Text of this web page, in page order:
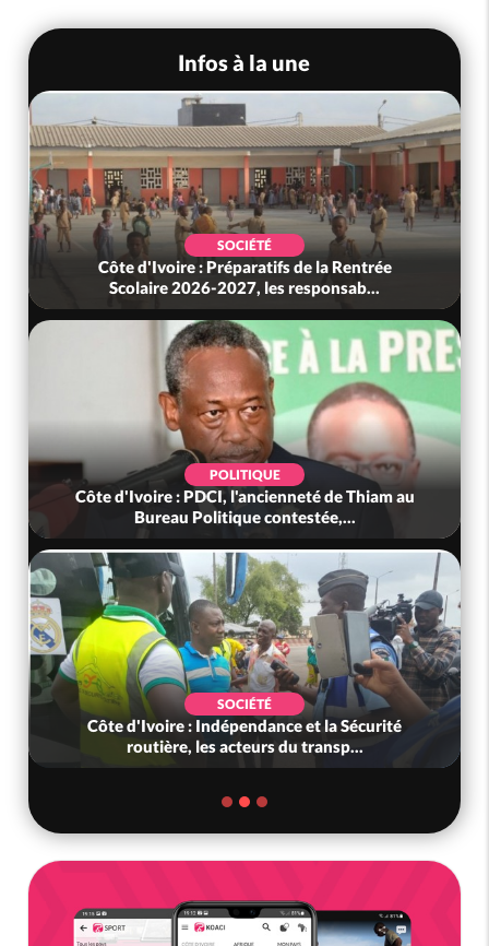
Infos à la une
SOCIÉTÉ
Côte d'Ivoire : Préparatifs de la Rentrée
Scolaire 2026-2027, les responsab...
POLITIQUE
Côte d'Ivoire : PDCI, l'ancienneté de Thiam au
Bureau Politique contestée,...
SOCIÉTÉ
Côte d'Ivoire : Indépendance et la Sécurité
routière, les acteurs du transp...